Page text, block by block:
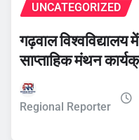
UNCATEGORIZED
गढ़वाल
साप्ताहिक मंथन
Regional Reporter